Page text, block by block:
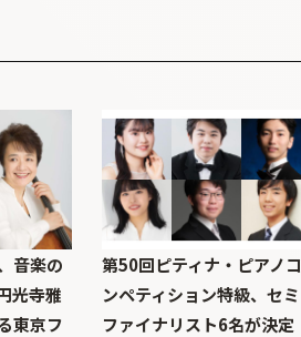
音楽の
光寺雅
東京フ
第50回ピティナ・ピアノコ
ンペティション特級、セミ
ファイナリスト6名が決定